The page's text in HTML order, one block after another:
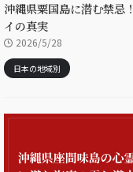
沖縄県粟国島に潜む禁忌
イの真実
2026/5/28
日本の地域別